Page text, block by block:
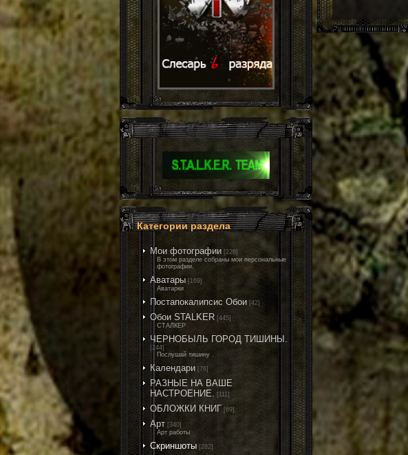
Категории раздела
Мои фотографии [226]
В этом разделе собраны мои персональные
фотографии.
Аватары [169]
Аватарки
Постапокалипсис Обои [42]
Обои STALKER [445]
СТАЛКЕР
ЧЕРНОБЫЛЬ ГОРОД ТИШИНЫ.
[244]
Послушай тишину .
Календари [76]
РАЗНЫЕ НА ВАШЕ
НАСТРОЕНИЕ. [111]
ОБЛОЖКИ КНИГ [69]
Арт [340]
Арт работы
Скриншоты [282]